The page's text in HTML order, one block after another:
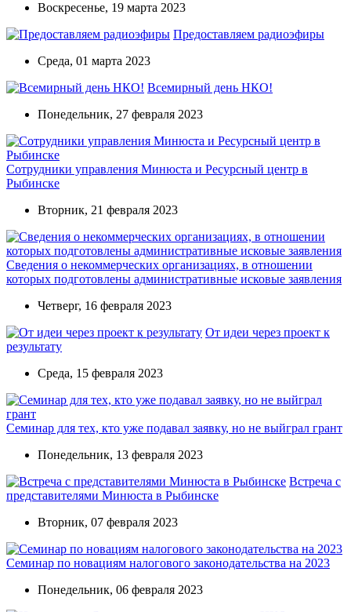
Воскресенье, 19 марта 2023
Предоставляем радиоэфиры
Среда, 01 марта 2023
Всемирный день НКО!
Понедельник, 27 февраля 2023
Сотрудники управления Минюста и Ресурсный центр в
Рыбинске
Вторник, 21 февраля 2023
Сведения о некоммерческих организациях, в отношении
которых подготовлены административные исковые заявления
Четверг, 16 февраля 2023
От идеи через проект к
результату
Среда, 15 февраля 2023
Семинар для тех, кто уже подавал заявку, но не выйграл грант
Понедельник, 13 февраля 2023
Встреча с
представителями Минюста в Рыбинске
Вторник, 07 февраля 2023
Семинар по новациям налогового законодательства на 2023
Понедельник, 06 февраля 2023